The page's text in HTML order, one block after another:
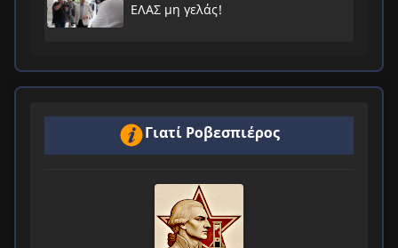
ΕΛΑΣ μη γελάς!
Γιατί Ροβεσπιέρος